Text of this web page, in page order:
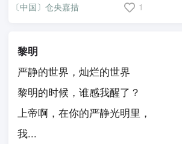
〔中国〕仓央嘉措 1
黎明
严静的世界，灿烂的世界
黎明的时候，谁感我醒了？
上帝啊，在你的严静光明里，
我...